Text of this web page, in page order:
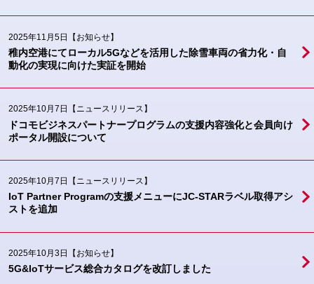
2025年11月5日 【お知らせ】
稚内空港にてローカル5Gなどを活用した除雪車両の省力化・自
動化の実現に向けた実証を開始
2025年10月7日 【ニュースリリース】
ドコモビジネスパートナープログラムの支援内容強化と会員向け
ポータル開設について
2025年10月7日 【ニュースリリース】
IoT Partner Programの支援メニューにJC-STARラベル取得アシ
ストを追加
2025年10月3日 【お知らせ】
5G&IoTサービス総合カタログを改訂しました